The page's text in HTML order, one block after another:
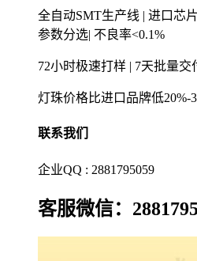
全自动SMT生产线 | 进口芯
参数分选| 不良率<0.1%
72小时极速打样 | 7天批量交
灯珠价格比进口品牌低20%-
联系我们
企业QQ : 2881795059
客服微信：